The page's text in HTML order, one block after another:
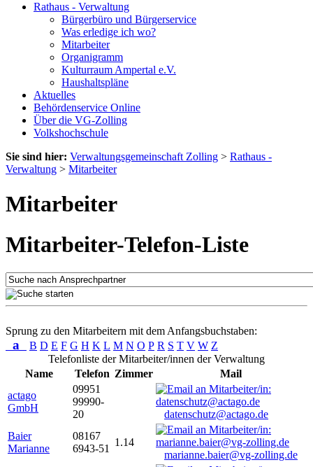
Rathaus - Verwaltung
Bürgerbüro und Bürgerservice
Was erledige ich wo?
Mitarbeiter
Organigramm
Kulturraum Ampertal e.V.
Haushaltspläne
Aktuelles
Behördenservice Online
Über die VG-Zolling
Volkshochschule
Sie sind hier: Verwaltungsgemeinschaft Zolling > Rathaus -
Verwaltung > Mitarbeiter
Mitarbeiter
Mitarbeiter-Telefon-Liste
Sprung zu den Mitarbeitern mit dem Anfangsbuchstaben:
a B D E F G H K L M N O P R S T V W Z
Telefonliste der Mitarbeiter/innen der Verwaltung
Name
Telefon Zimmer
Mail
actago
GmbH
09951
99990-
20
datenschutz@actago.de
Baier
Marianne
08167
6943-51
1.14
marianne.baier@vg-zolling.de